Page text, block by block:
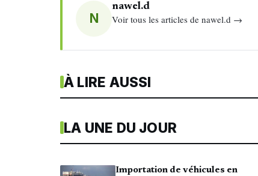
N
nawel.d
Voir tous les articles de nawel.d →
À LIRE AUSSI
LA UNE DU JOUR
Importation de véhicules en